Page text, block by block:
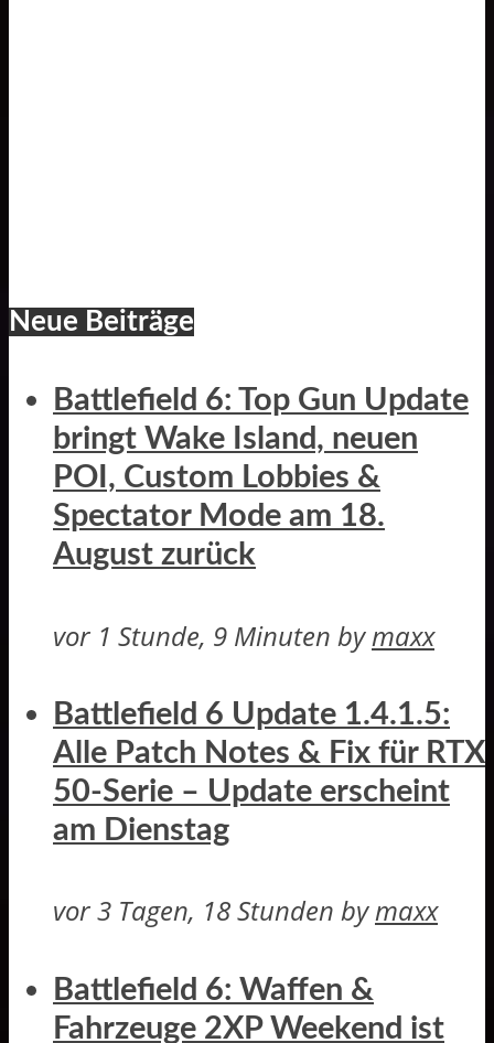
Neue Beiträge
Battlefield 6: Top Gun Update
bringt Wake Island, neuen
POI, Custom Lobbies &
Spectator Mode am 18.
August zurück
vor 1 Stunde, 9 Minuten bymaxx
Battlefield 6 Update 1.4.1.5:
Alle Patch Notes & Fix für RTX
50-Serie – Update erscheint
am Dienstag
vor 3 Tagen, 18 Stunden bymaxx
Battlefield 6: Waffen &
Fahrzeuge 2XP Weekend ist